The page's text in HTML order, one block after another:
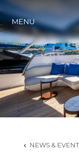
MENU
NEWS &